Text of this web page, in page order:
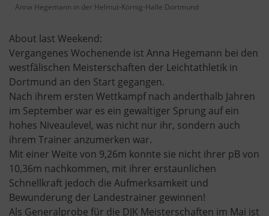
Anna Hegemann in der Helmut-Körnig-Halle Dortmund
About last Weekend:
Vergangenes Wochenende ist Anna Hegemann bei den
westfälischen Meisterschaften der Leichtathletik in
Dortmund an den Start gegangen.
Nach ihrem ersten Wettkampf nach anderthalb Jahren
im September war es ein gewaltiger Sprung auf ein
hohes Niveaulevel, was nicht nur ihr, sondern auch
ihrem Trainer anzumerken war.
Mit einer Weite von 9,26m konnte sie nicht ihrer pB von
10,36m nachkommen, mit ihrer erstaunlichen
Schnellkraft jedoch die Aufmerksamkeit und
Bewunderung der Landestrainer gewinnen!
Als Generalprobe für die DJK Meisterschaften im Mai ist